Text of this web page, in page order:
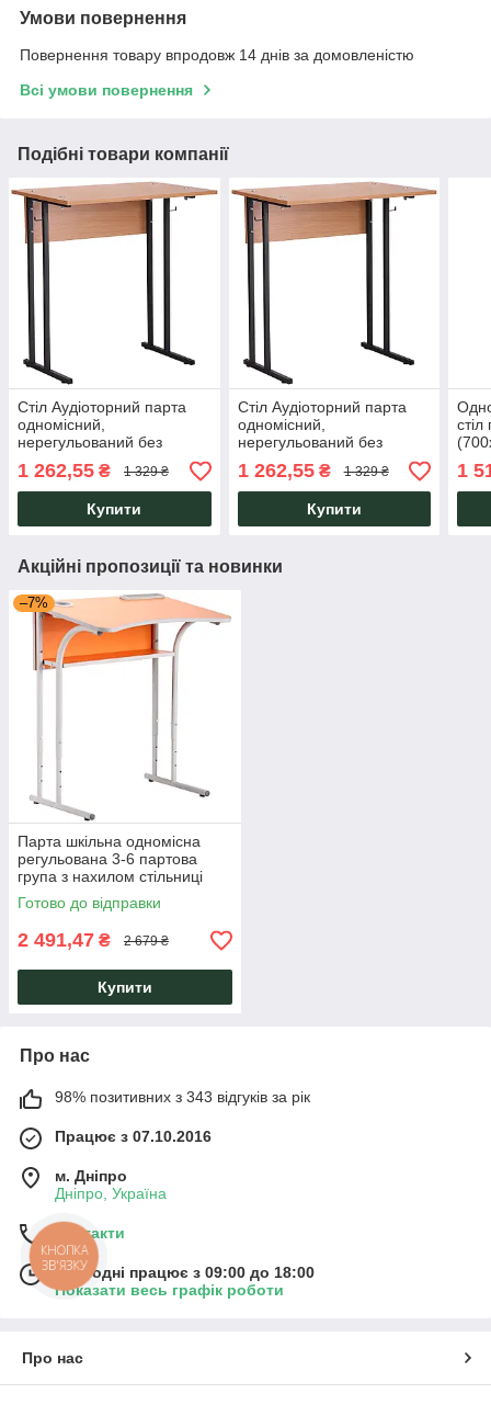
Умови повернення
Повернення товару впродовж 14 днів за домовленістю
Всі умови повернення
Подібні товари компанії
Стіл Аудіоторний парта
одномісний,
нерегульований без
полиці 2 р. гр.
(700х500х530 мм) Бук для
вузів, школи AMF
1 262,55 ₴ 1 329 ₴
Купити
Стіл Аудіоторний парта
одномісний,
нерегульований без
полиці 3 р. гр.
(700х500х590 мм) Бук для
вузів, школи AMF
1 262,55₴ 1 329 ₴
Купити
1
Акційні пропозиції та новинки
–7%
Парта шкільна одномісна
регульована 3-6 партова
група з нахилом стільниці
жовтогаряча AMF
Готово до відправки
2 491,47 ₴ 2 679 ₴
Купити
Про нас
98% позитивних з 343 відгуків за рік
Працює з 07.10.2016
м. Дніпро
Дніпро, Україна
Контакти
Сьогодні працює з 09:00 до 18:00
Показати весь графік роботи
Про нас
КНОПКА
ЗВ'ЯЗКУ